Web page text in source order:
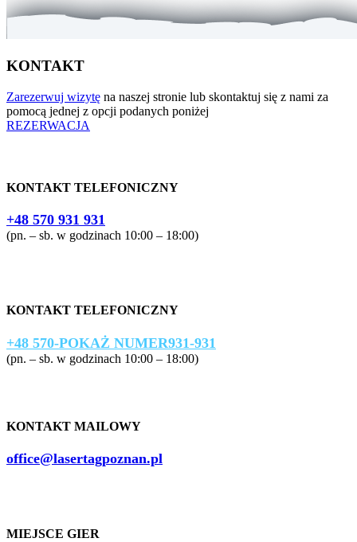
KONTAKT
Zarezerwuj wizytę na naszej stronie lub skontaktuj się z nami za
pomocą jednej z opcji podanych poniżej
REZERWACJA
KONTAKT TELEFONICZNY
+48 570 931 931
(pn. – sb. w godzinach 10:00 – 18:00)
KONTAKT TELEFONICZNY
+48 570-POKAŻ NUMER931-931
(pn. – sb. w godzinach 10:00 – 18:00)
KONTAKT MAILOWY
office@lasertagpoznan.pl
MIEJSCE GIER